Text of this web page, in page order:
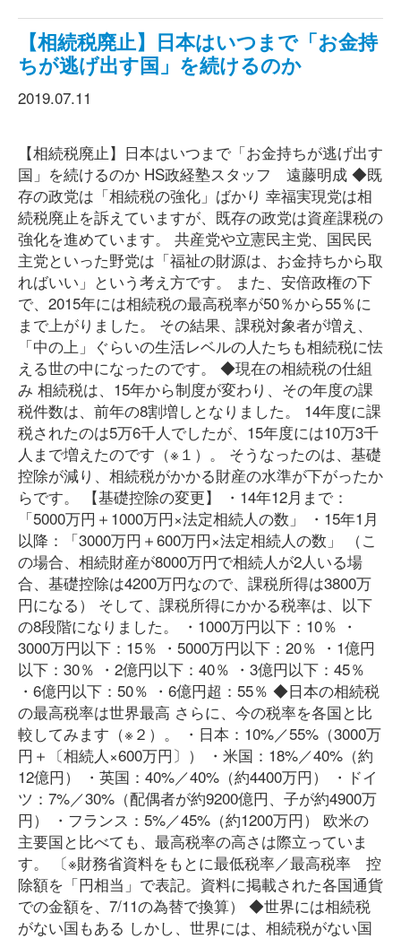
【相続税廃止】日本はいつまで「お金持
ちが逃げ出す国」を続けるのか
2019.07.11
【相続税廃止】日本はいつまで「お金持ちが逃げ出す
国」を続けるのか HS政経塾スタッフ 遠藤明成 ◆既
存の政党は「相続税の強化」ばかり 幸福実現党は相
続税廃止を訴えていますが、既存の政党は資産課税の
強化を進めています。 共産党や立憲民主党、国民民
主党といった野党は「福祉の財源は、お金持ちから取
ればいい」という考え方です。 また、安倍政権の下
で、2015年には相続税の最高税率が50％から55％に
まで上がりました。 その結果、課税対象者が増え、
「中の上」ぐらいの生活レベルの人たちも相続税に怯
える世の中になったのです。 ◆現在の相続税の仕組
み 相続税は、15年から制度が変わり、その年度の課
税件数は、前年の8割増しとなりました。 14年度に課
税されたのは5万6千人でしたが、15年度には10万3千
人まで増えたのです（※１）。 そうなったのは、基礎
控除が減り、相続税がかかる財産の水準が下がったか
らです。 【基礎控除の変更】 ・14年12月まで：
「5000万円＋1000万円×法定相続人の数」 ・15年1月
以降：「3000万円＋600万円×法定相続人の数」 （こ
の場合、相続財産が8000万円で相続人が2人いる場
合、基礎控除は4200万円なので、課税所得は3800万
円になる） そして、課税所得にかかる税率は、以下
の8段階になりました。 ・1000万円以下：10％ ・
3000万円以下：15％ ・5000万円以下：20％ ・1億円
以下：30％ ・2億円以下：40％ ・3億円以下：45％
・6億円以下：50％ ・6億円超：55％ ◆日本の相続税
の最高税率は世界最高 さらに、今の税率を各国と比
較してみます（※２）。 ・日本：10%／55%（3000万
円＋〔相続人×600万円〕） ・米国：18%／40%（約
12億円） ・英国：40%／40%（約4400万円） ・ドイ
ツ：7%／30%（配偶者が約9200億円、子が約4900万
円） ・フランス：5%／45%（約1200万円） 欧米の
主要国と比べても、最高税率の高さは際立っていま
す。 〔※財務省資料をもとに最低税率／最高税率 控
除額を「円相当」で表記。資料に掲載された各国通貨
での金額を、7/11の為替で換算） ◆世界には相続税
がない国もある しかし、世界には、相続税がない国